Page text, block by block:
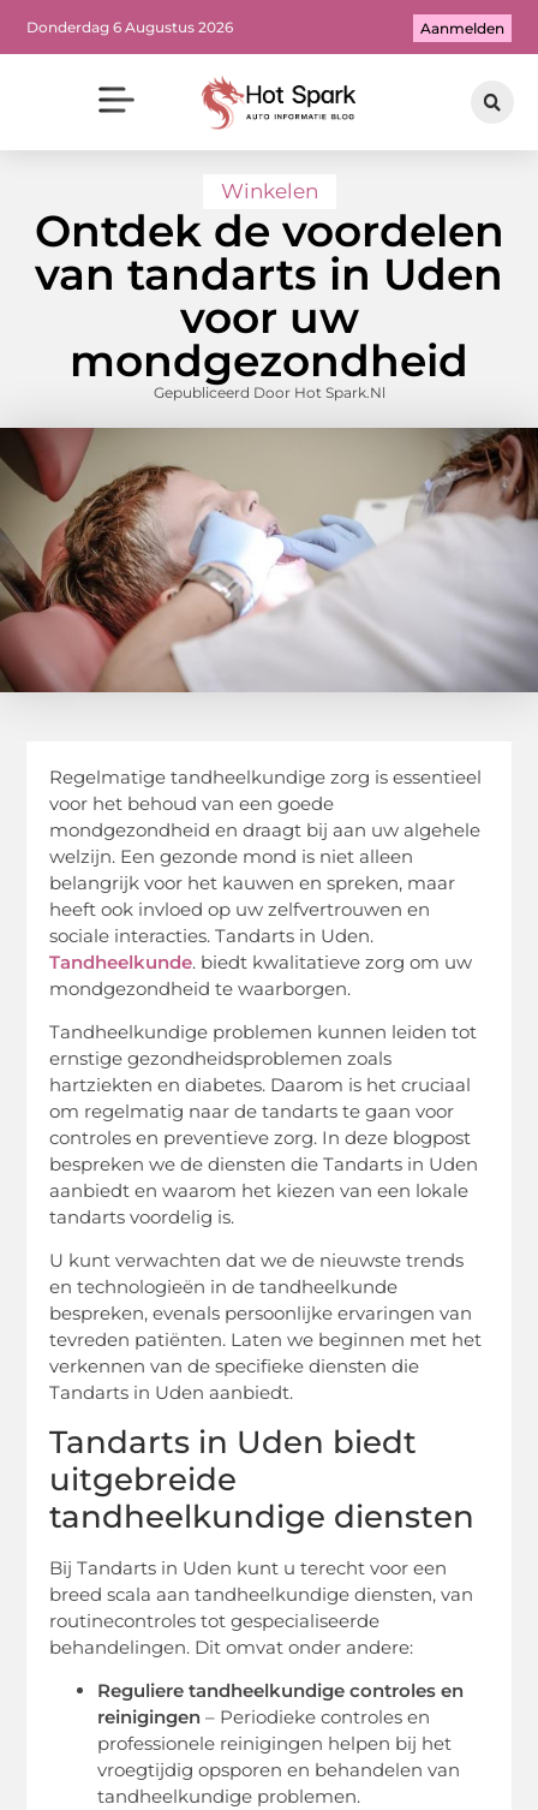
Donderdag 6 Augustus 2026 Aanmelden
Winkelen
Ontdek de voordelen
van tandarts in Uden
voor uw
mondgezondheid
Gepubliceerd Door Hot Spark.nl
Regelmatige tandheelkundige zorg is essentieel
voor het behoud van een goede
mondgezondheid en draagt bij aan uw algehele
welzijn. Een gezonde mond is niet alleen
belangrijk voor het kauwen en spreken, maar
heeft ook invloed op uw zelfvertrouwen en
sociale interacties. Tandarts in Uden.
Tandheelkunde. biedt kwalitatieve zorg om uw
mondgezondheid te waarborgen.
Tandheelkundige problemen kunnen leiden tot
ernstige gezondheidsproblemen zoals
hartziekten en diabetes. Daarom is het cruciaal
om regelmatig naar de tandarts te gaan voor
controles en preventieve zorg. In deze blogpost
bespreken we de diensten die Tandarts in Uden
aanbiedt en waarom het kiezen van een lokale
tandarts voordelig is.
U kunt verwachten dat we de nieuwste trends
en technologieën in de tandheelkunde
bespreken, evenals persoonlijke ervaringen van
tevreden patiënten. Laten we beginnen met het
verkennen van de specifieke diensten die
Tandarts in Uden aanbiedt.
Tandarts in Uden biedt
uitgebreide
tandheelkundige diensten
Bij Tandarts in Uden kunt u terecht voor een
breed scala aan tandheelkundige diensten, van
routinecontroles tot gespecialiseerde
behandelingen. Dit omvat onder andere:
Reguliere tandheelkundige controles en
reinigingen – Periodieke controles en
professionele reinigingen helpen bij het
vroegtijdig opsporen en behandelen van
tandheelkundige problemen.